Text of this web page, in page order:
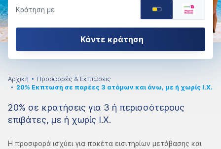
Κράτηση με
Κάντε κράτηση
Αρχική
Προσφορές & Εκπτώσεις
20% Εκπτωση σε παρέες 3 ατόμων και άνω, με ή χωρίς Ι.Χ.
20% σε κρατήσεις για 3 ή περισσότερους
επιβάτες, με ή χωρίς Ι.Χ.
Η προσφορά ισχύει για πακέτα εισιτηρίων μετάβασης και